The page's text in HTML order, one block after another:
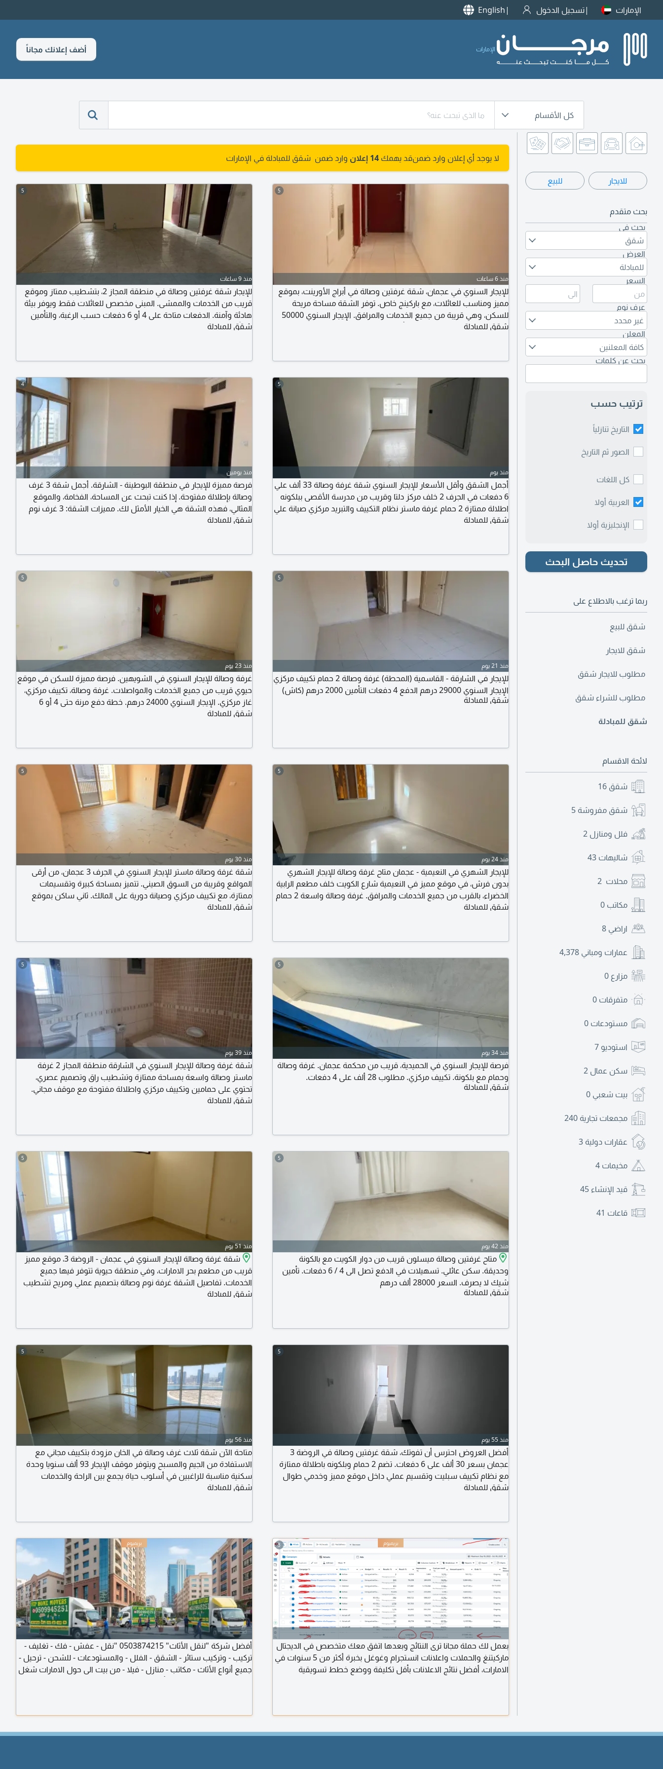
الإمارات تسجيل الدخول English
الإمارات أضف إعلانك مجاناً
كل الأقسام
للايجار للبيع
بحث متقدم
بحث في
شقق
العرض
للمبادلة
السعر
عرف نوم
غير محدد
المعلن
كافة المعلنين
بحث عن كلمات
ترتيب حسب
التاريخ تنازلياً
الصور ثم التاريخ
كل اللغات
العربية أولا
الإنجليزية أولا
تحديث حاصل البحث
ربما ترغب بالاطلاع على
شقق للبيع
شقق للايجار
مطلوب للايجار شقق
مطلوب للشراء شقق
شقق للمبادلة
لائحة الاقسام
شقق 16
شقق مفروشة 5
فلل ومنازل 2
شاليهات 43
محلات 2
مكاتب 0
اراضي 8
عمارات ومباني 4,378
مزارع 0
متفرقات 0
مستودعات 0
استوديو 7
سكن عمال 2
بيت شعبي 0
مجمعات تجارية 240
عقارات دولية 3
مخيمات 4
قيد الإنشاء 45
قاعات 41
لا يوجد أي إعلان وارد ضمنقد يهمك 14 إعلان وارد ضمن شقق للمبادلة في الإمارات
5
منذ 6 ساعات
للإيجار السنوي في عجمان، شقة غرفتين وصالة في أبراج الأورينت، بموقع
مميز ومناسب للعائلات، مع باركينج خاص. توفر الشقة مساحة مريحة
للسكن، وهي قريبة من جميع الخدمات والمرافق. الإيجار السنوي 50000
شقق للمبادلة
5
منذ 9 ساعات
للإيجار شقة غرفتين وصالة في منطقة المجاز 2، بتشطيب ممتاز وموقع
قريب من الخدمات والممشى. المبنى مخصص للعائلات فقط ويوفر بيئة
هادئة وآمنة. الدفعات متاحة على 4 أو 6 دفعات حسب الرغبة، والتأمين
شقق للمبادلة
5
منذ يوم
أجمل الشقق وأقل الأسعار للإيجار السنوي شقة غرفة وصالة 33 ألف علي
6 دفعات في الجرف 2 خلف مركز دلتا وقريب من مدرسة الأقصى ببلكونه
اطلالة ممتازة 2 حمام غرفة ماستر نظام التكييف والتبريد مركزي صيانة علي
المالك موقع مميز وحيوي بجوار جميع الخدمات سهل المخرج للشارقه
شقق للمبادلة
4
منذ يومين
فرصة مميزة للإيجار في منطقة البوطينة - الشارقة. أجمل شقة 3 غرف
وصالة بإطلالة مفتوحة. إذا كنت تبحث عن المساحة، الفخامة، والموقع
المثالي، فهذه الشقة هي الخيار الأمثل لك. مميزات الشقة: 3 غرف نوم
واسعة. صالة كبيرة بإطلالة مفتوحة تمنحك الراحة والإضاءة الطبيعية.
تشطيبات سوبر لوكس.
شقق للمبادلة
5
منذ 21 يوم
للإيجار في الشارقة - القاسمية (المحطة) غرفة وصالة 2 حمام تكييف مركزي
الإيجار السنوي 29000 درهم الدفع 4 دفعات التأمين 2000 درهم (كاش)
شقق للمبادلة
5
منذ 23 يوم
غرفة وصالة للإيجار السنوي في الشويهين. فرصة مميزة للسكن في موقع
حيوي قريب من جميع الخدمات والمواصلات. غرفة وصالة، تكييف مركزي،
غاز مركزي. الإيجار السنوي 24000 درهم. خطة دفع مرنة حتى 4 أو 6
دفعات. للتواصل والاستفسار يرجى الاتصال.
شقق للمبادلة
5
منذ 24 يوم
للإيجار الشهري في النعيمية - عجمان متاح غرفة وصالة للإيجار الشهري
بدون فرش، في موقع مميز في النعيمية شارع الكويت خلف مطعم الرابية
الخضراء، بالقرب من جميع الخدمات والمرافق. غرفة وصالة واسعة 2 حمام
بالكونة بدون فرش بدون شيكات شامل الفواتير والانترنت الإيجار الشهري
شقق للمبادلة
5
منذ 30 يوم
شقة غرفة وصالة ماستر للإيجار السنوي في الجرف 3 عجمان، من أرقى
المواقع وقريبة من السوق الصيني. تتميز بمساحة كبيرة وتقسيمات
ممتازة، مع تكييف مركزي وصيانة دورية على المالك. ثاني ساكن بموقع
شقق للمبادلة
5
منذ 34 يوم
فرصة للإيجار السنوي في الحميدية، قريب من محكمة عجمان. غرفة وصالة
وحمام مع بلكونة. تكييف مركزي. مطلوب 28 ألف على 4 دفعات.
شقق للمبادلة
5
منذ 39 يوم
شقة غرفة وصالة للإيجار السنوي في الشارقة منطقة المجاز 2 غرفة
ماستر وصالة واسعة بمساحة ممتازة وتشطيب راق وتصميم عصري،
تحتوي على حمامين وتكييف مركزي واطلالة مفتوحة مع موقف مجاني.
شقق للمبادلة
5
منذ 42 يوم
متاح غرفتين وصالة ميسلون قريب من دوار الكويت مع بالكونة
وحديقة. سكن عائلي. تسهيلات في الدفع تصل الى 4 / 6 دفعات. تأمين
شيك لا يصرف. السعر 28000 ألف درهم
شقق للمبادلة
5
منذ 51 يوم
شقة غرفة وصالة للإيجار السنوي في عجمان - الروضة 3، موقع مميز
قريب من مطعم بحر الامارات، وفي منطقة حيوية تتوفر فيها جميع
الخدمات. تفاصيل الشقة غرفة نوم وصالة بتصميم عملي ومريح تشطيب
ممتاز وعصري مساحة مناسبة للسكن المريح اضاءة طبيعية وتهوية جيدة
شهر
شقق للمبادلة
5
منذ 55 يوم
أفضل العروض احترس أن تفوتك، شقة غرفتين وصالة في الروضة 3
عجمان بسعر 30 ألف على 6 دفعات. تضم 2 حمام وبلكونه باطلالة ممتازة
مع نظام تكييف سبليت وتقسيم عملي داخل موقع مميز وخدمي طوال
اليوم. سهل المخرج للشارقة ودبي وطريق الشيخ مدينة محمد بن زايد
شقق للمبادلة
5
منذ 56 يوم
متاحة الآن شقة ثلاث غرف وصالة في الخان مزودة بتكييف مجاني مع
الاستفادة من الجيم والمسبح ويتوفر موقف الإيجار 93 ألف سنويا وحدة
سكنية مناسبة للراغبين في أسلوب حياة يجمع بين الراحة والخدمات
المتنوعة
شقق للمبادلة
3
بعمل لك حملة مجانا ترى النتائج وبعدها اتفق معك متخصص في الديجتال
ماركيتنغ والحملات واعلانات انستجرام وغوغل بخبرة أكثر من 5 سنوات في
الامارات، أفضل نتائج الاعلانات بأقل تكليفة ووضع خطط تسويقية
متعددة داخل الامارات
أفضل شركة "لنقل الأثاث" 0503874215 "نقل - عفش - فك - تغليف -
تركيب - وتركيب ستائر - الشقق - الفلل - والمستودعات - للشحن - ترحيل -
جميع أنواع الأثاث - مكاتب - منازل - فيلا - من بيت الى حول الامارات شغل